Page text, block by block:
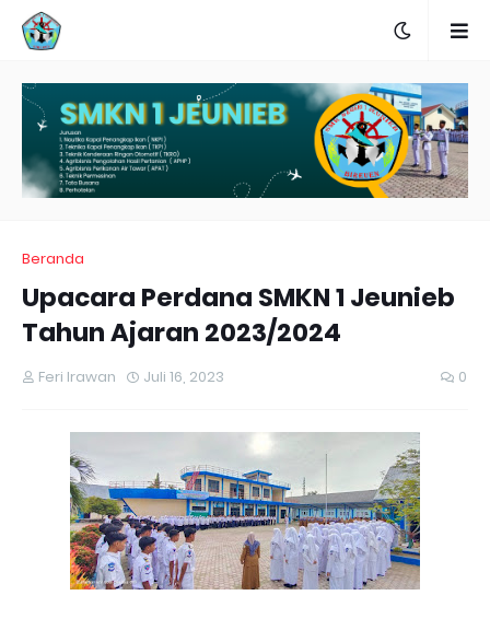
Beranda
Upacara Perdana SMKN 1 Jeunieb
Tahun Ajaran 2023/2024
Feri Irawan Juli 16, 2023 0